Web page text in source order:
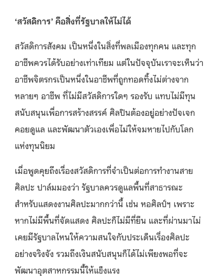
‘สวัสดิการ’ คือสิ่งที่รัฐบาลให้ไม่ได้
สวัสดิการสังคม เป็นหนึ่งในสิ่งที่พลเมืองทุกคน และทุก
อาชีพควรได้รับอย่างเท่าเทียม แต่ในปัจจุบันเราจะเห็นว่า
อาชีพจิตรกรเป็นหนึ่งในอาชีพที่ถูกทอดทิ้งไม่ต่างจาก
หลายๆ อาชีพ ที่ไม่มีสวัสดิการใดๆ รองรับ แทบไม่มีทุน
สนับสนุนเพื่อการสร้างสรรค์ ศิลปินต้องอยู่อย่างปัจเจก
คอยดูแล และพัฒนาตัวเองเพื่อไม่ให้จมหายไปกับโลก
แห่งทุนนิยม
เมื่อพูดคุยถึงเรื่องสวัสดิการที่จำเป็นต่อการทำงานสาย
ศิลปะ ปาล์มมองว่า รัฐบาลควรดูแลพื้นที่สาธารณะ
สำหรับแสดงงานศิลปะมากกว่านี้ เช่น หอศิลป์ฯ เพราะ
หากไม่มีพื้นที่จัดแสดง ศิลปะก็ไม่มีที่ยืน และที่ผ่านมาไม่
เคยมีรัฐบาลไหนให้ความสนใจกับประเด็นเรื่องศิลปะ
อย่างจริงจัง รวมถึงเงินสนับสนุนก็ได้ไม่เพียงพอที่จะ
พัฒนาอุตสาหกรรมนี้ให้แข็งแรง